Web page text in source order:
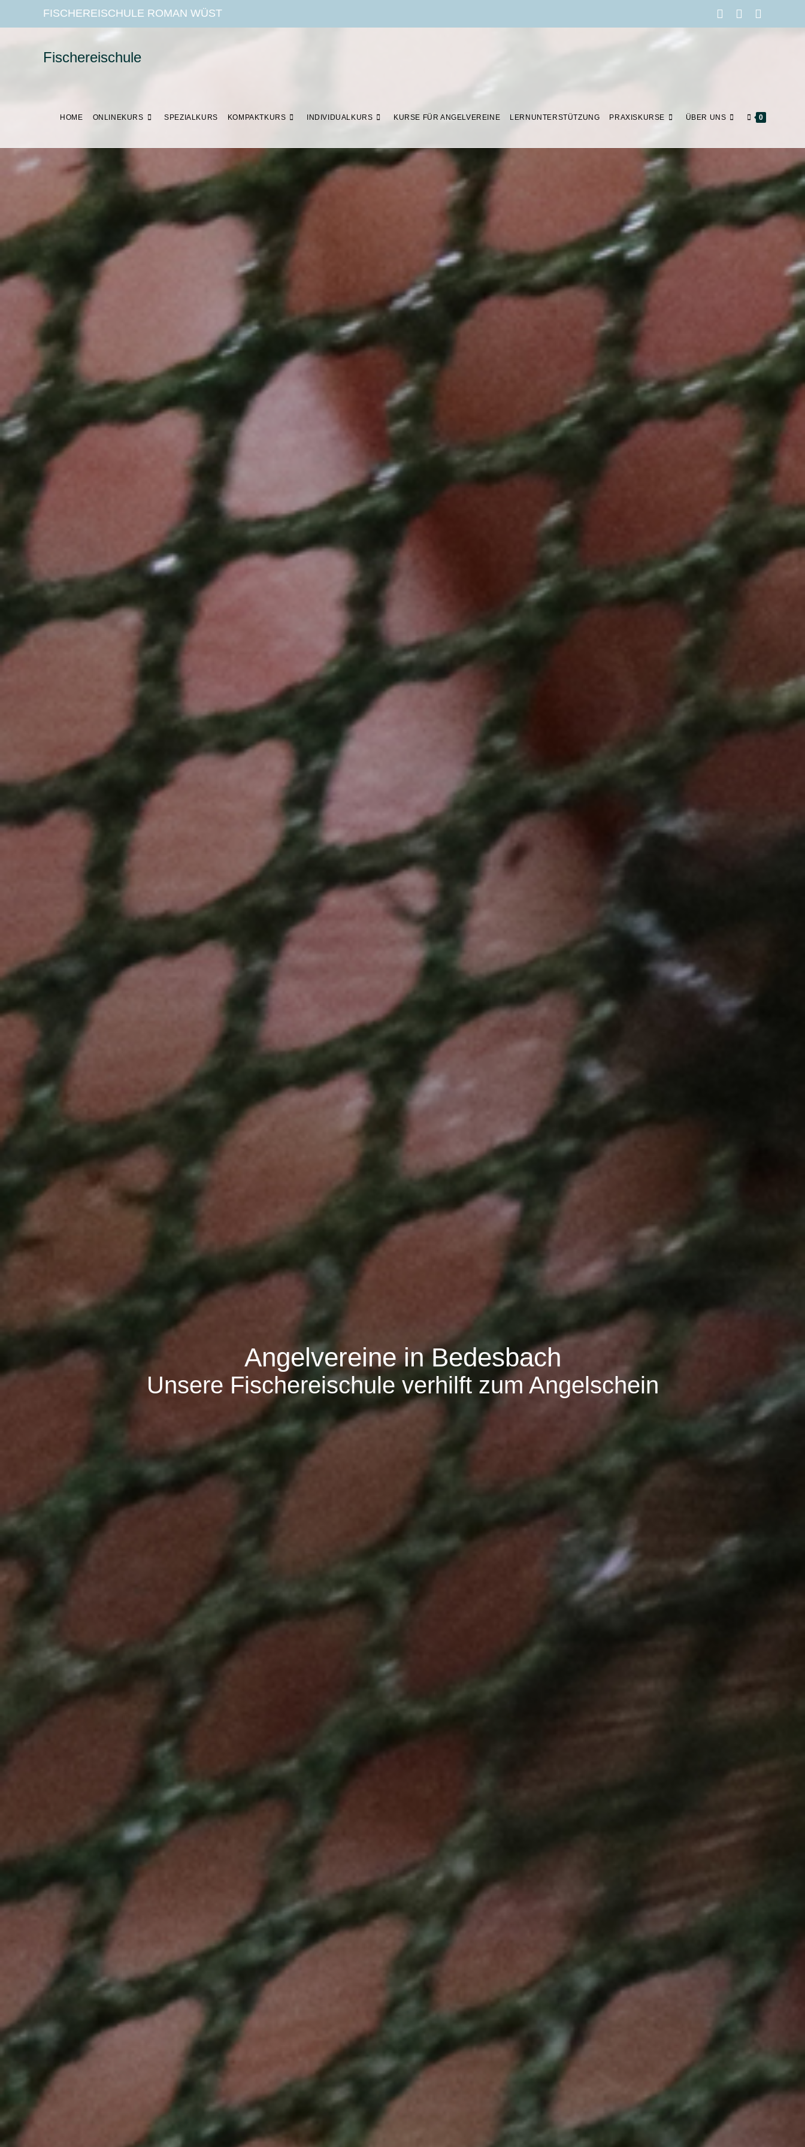
FISCHEREISCHULE ROMAN WÜST
Fischereischule
HOME ONLINEKURS SPEZIALKURS KOMPAKTKURS INDIVIDUALKURS KURSE FÜR ANGELVEREINE LERNUNTERSTÜTZUNG PRAXISKURSE ÜBER UNS 0
Angelvereine in Bedesbach
Unsere Fischereischule verhilft zum Angelschein